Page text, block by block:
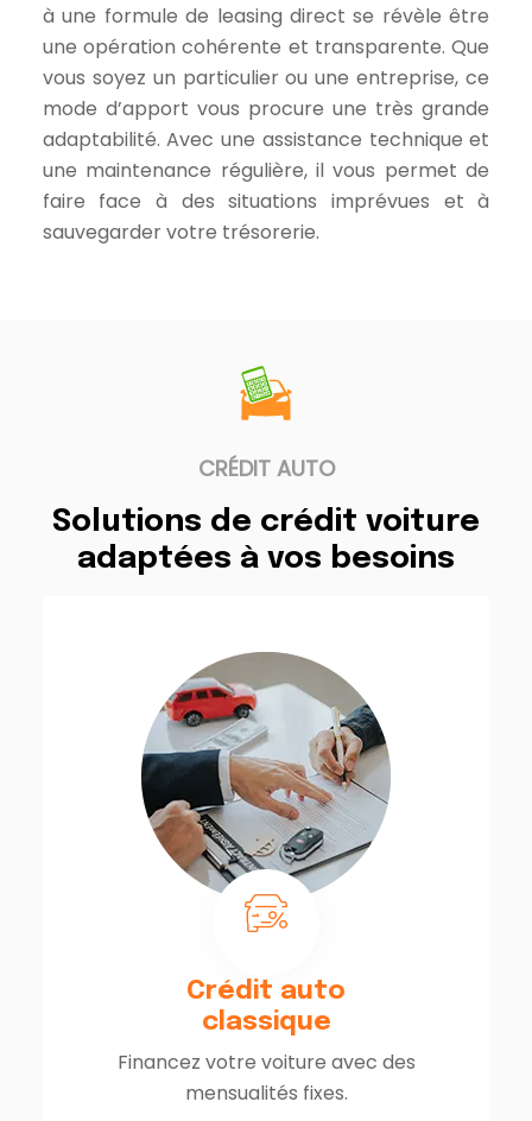
à une formule de leasing direct se révèle être
une opération cohérente et transparente. Que
vous soyez un particulier ou une entreprise, ce
mode d’apport vous procure une très grande
adaptabilité. Avec une assistance technique et
une maintenance régulière, il vous permet de
faire face à des situations imprévues et à
sauvegarder votre trésorerie.
CRÉDIT AUTO
Solutions de crédit voiture
adaptées à vos besoins
Crédit auto
classique
Financez votre voiture avec des
mensualités fixes.